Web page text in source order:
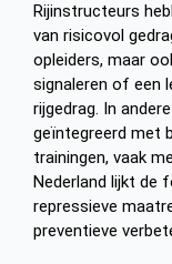
Rijinstructeurs
van risicovol
opleiders, maar
signaleren of een
rijgedrag. In
geïntegreerd met
trainingen, vaak
Nederland lijkt de
repressieve
preventieve